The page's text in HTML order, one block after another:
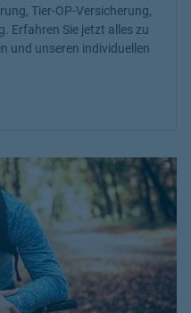
Tier-OP-Versicherung,
Erfahren Sie jetzt alles zu
und unseren individuellen
Tab